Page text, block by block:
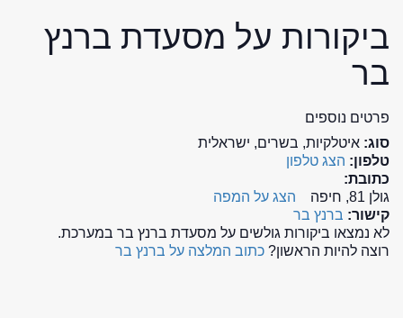
ביקורות על מסעדת ברנץ
בר
פרטים נוספים
סוג: איטלקיות, בשרים, ישראלית
טלפון: הצג טלפון
כתובת:
גולן 81, חיפה
הצג על המפה
קישור: ברנץ בר
לא נמצאו ביקורות גולשים על מסעדת ברנץ בר במערכת.
רוצה להיות הראשון? כתוב המלצה על ברנץ בר